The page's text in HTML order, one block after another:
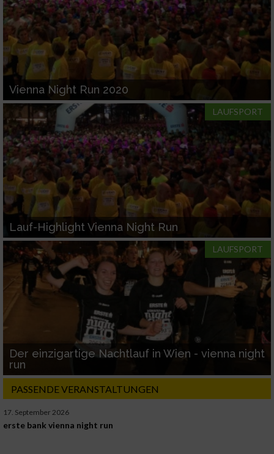
Vienna Night Run 2020
LAUFSPORT
Lauf-Highlight Vienna Night Run
LAUFSPORT
Der einzigartige Nachtlauf in Wien - vienna night
run
PASSENDE VERANSTALTUNGEN
17. September 2026
erste bank vienna night run